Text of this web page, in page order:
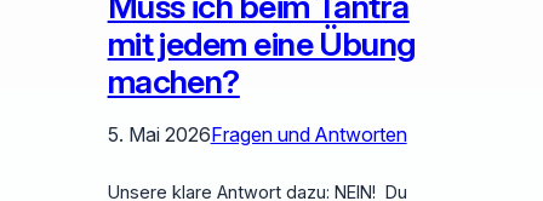
mit jedem eine Übung
machen?
5. Mai 2026Fragen und Antworten
Unsere klare Antwort dazu: NEIN! Du